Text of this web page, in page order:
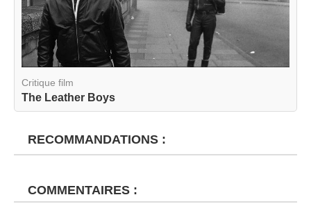
Critique film
The Leather Boys
RECOMMANDATIONS :
COMMENTAIRES :